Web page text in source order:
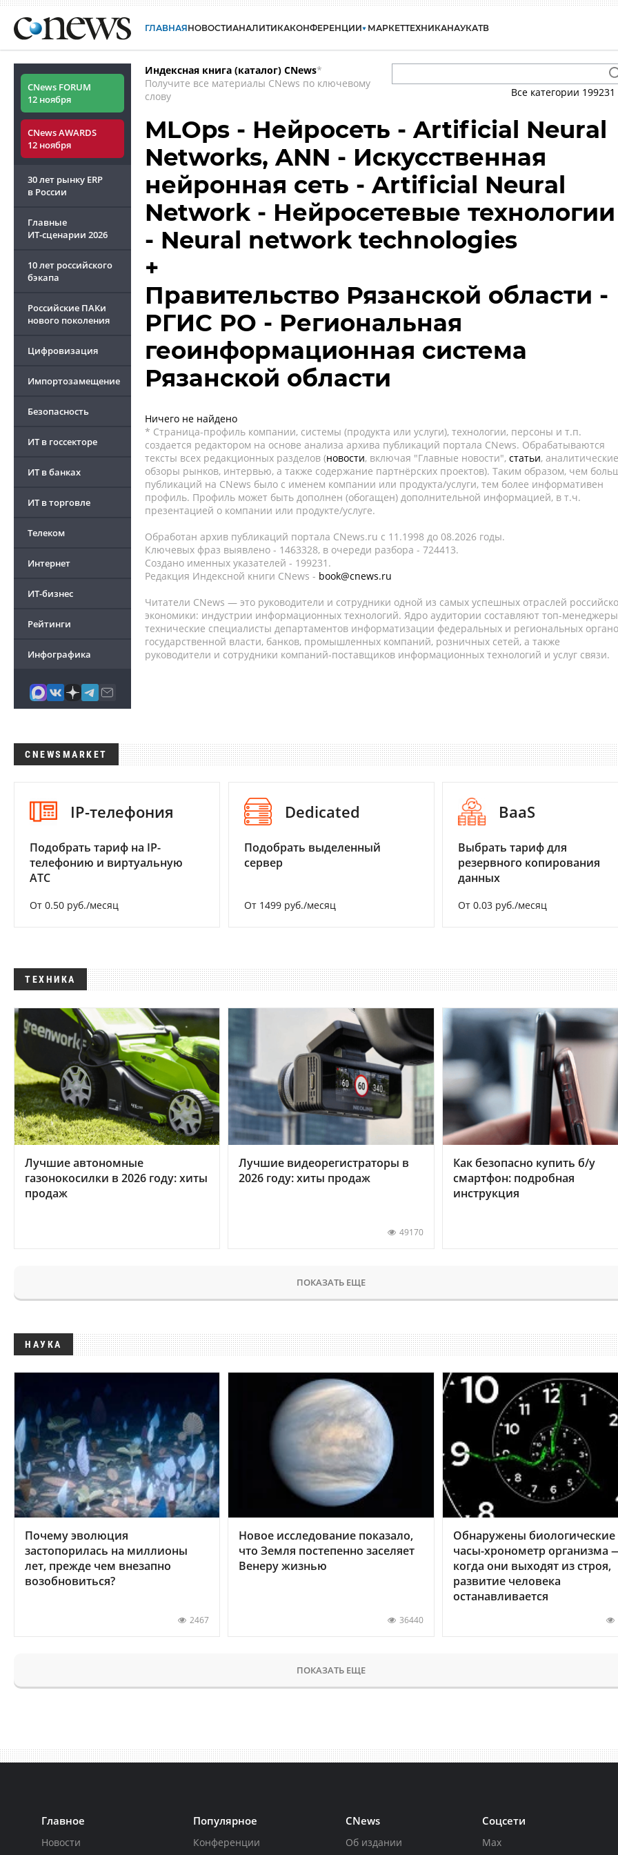
ГЛАВНАЯНОВОСТИАНАЛИТИКАКОНФЕРЕНЦИИ МАРКЕТТЕХНИКАНАУКАТВ
CNews FORUM
12 ноября
CNews AWARDS
12 ноября
30 лет рынку ERP
в России
Главные
ИТ-сценарии 2026
10 лет российского
бэкапа
Российские ПАКи
нового поколения
Цифровизация
Импортозамещение
Безопасность
ИТ в госсекторе
ИТ в банках
ИТ в торговле
Телеком
Интернет
ИТ-бизнес
Рейтинги
Инфографика
Индексная книга (каталог) CNews*
Получите все материалы CNews по ключевому
слову
Все категории 199231
MLOps - Нейросеть - Artificial Neural
Networks, ANN - Искусственная
нейронная сеть - Artificial Neural
Network - Нейросетевые технологии
- Neural network technologies
+
Правительство Рязанской области -
РГИС РО - Региональная
геоинформационная система
Рязанской области
Ничего не найдено
* Страница-профиль компании, системы (продукта или услуги), технологии, персоны и т.п.
создается редактором на основе анализа архива публикаций портала CNews. Обрабатываются
тексты всех редакционных разделов (новости, включая "Главные новости", статьи, аналитические
обзоры рынков, интервью, а также содержание партнёрских проектов). Таким образом, чем
публикаций на CNews было с именем компании или продукта/услуги, тем более информативен
профиль. Профиль может быть дополнен (обогащен) дополнительной информацией, в т.ч.
презентацией о компании или продукте/услуге.
Обработан архив публикаций портала CNews.ru c 11.1998 до 08.2026 годы.
Ключевых фраз выявлено - 1463328, в очереди разбора - 724413.
Создано именных указателей - 199231.
Редакция Индексной книги CNews - book@cnews.ru
Читатели CNews — это руководители и сотрудники одной из самых успешных отраслей
экономики: индустрии информационных технологий. Ядро аудитории составляют топ-
технические специалисты департаментов информатизации федеральных и региональных
государственной власти, банков, промышленных компаний, розничных сетей, а также
руководители и сотрудники компаний-поставщиков информационных технологий и услуг связи.
CNEWSMARKET
IP-телефония
Подобрать тариф на IP-
телефонию и виртуальную
АТС
От 0.50 руб./месяц
Dedicated
Подобрать выделенный
сервер
От 1499 руб./месяц
BaaS
Выбрать тариф для
резервного копирования
данных
От 0.03 руб./месяц
ТЕХНИКА
Лучшие автономные
газонокосилки в 2026 году: хиты
продаж
Лучшие видеорегистраторы в
2026 году: хиты продаж
49170
Как безопасно купить б/у
смартфон: подробная
инструкция
ПОКАЗАТЬ ЕЩЕ
НАУКА
Почему эволюция
застопорилась на миллионы
лет, прежде чем внезапно
возобновиться?
2467
Новое исследование показало,
что Земля постепенно заселяет
Венеру жизнью
36440
Обнаружены биологические
часы-хронометр организма
когда они выходят из строя,
развитие человека
останавливается
ПОКАЗАТЬ ЕЩЕ
Главное
Новости
Популярное
Конференции
CNews
Об издании
Соцсети
Max